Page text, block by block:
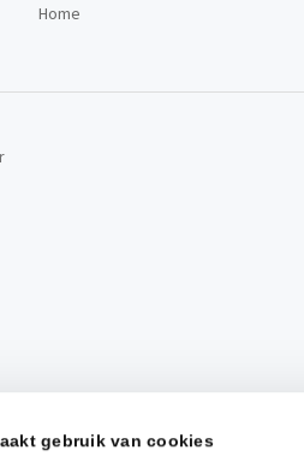
gebruik van cookies
Home